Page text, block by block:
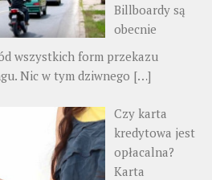
Billboardy są
obecnie
wszystkich form przekazu
Nic w tym dziwnego […]
Czy karta
kredytowa jest
opłacalna?
Karta